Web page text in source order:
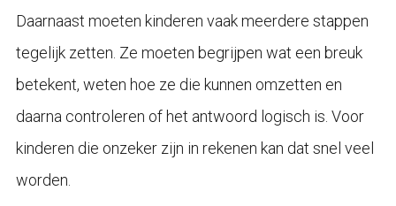
Daarnaast moeten kinderen vaak meerdere stappen
tegelijk zetten. Ze moeten begrijpen wat een breuk
betekent, weten hoe ze die kunnen omzetten en
daarna controleren of het antwoord logisch is. Voor
kinderen die onzeker zijn in rekenen kan dat snel veel
worden.